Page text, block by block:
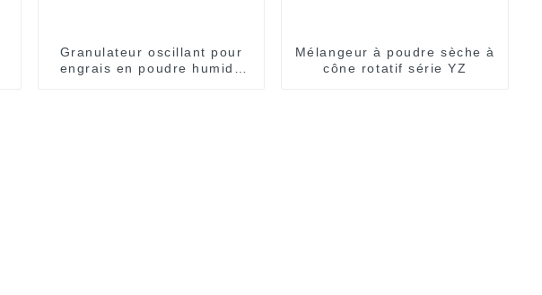
Granulateur oscillant pour
engrais en poudre humide
Mélangeur à poudre sèche à
cône rotatif série YZ